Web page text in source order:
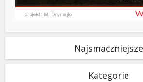
Najsmaczniejsze
Kategorie